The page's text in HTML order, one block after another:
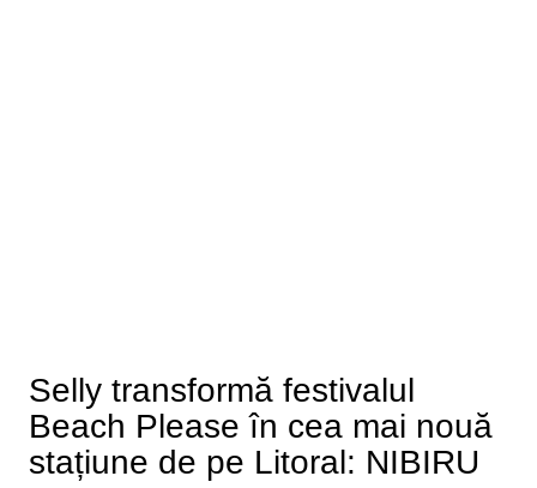
Selly transformă festivalul
Beach Please în cea mai nouă
stațiune de pe Litoral: NIBIRU